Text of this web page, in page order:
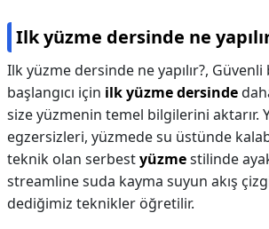
Ilk yüzme dersinde ne
Ilk yüzme dersinde ne yapılır?, Güvenli
başlangıcı için ilk yüzme dersinde
size yüzmenin temel bilgilerini aktarır.
egzersizleri, yüzmede su üstünde
teknik olan serbestyüzmestilinde
streamline suda kayma suyun akış
dediğimiz teknikler öğretilir.